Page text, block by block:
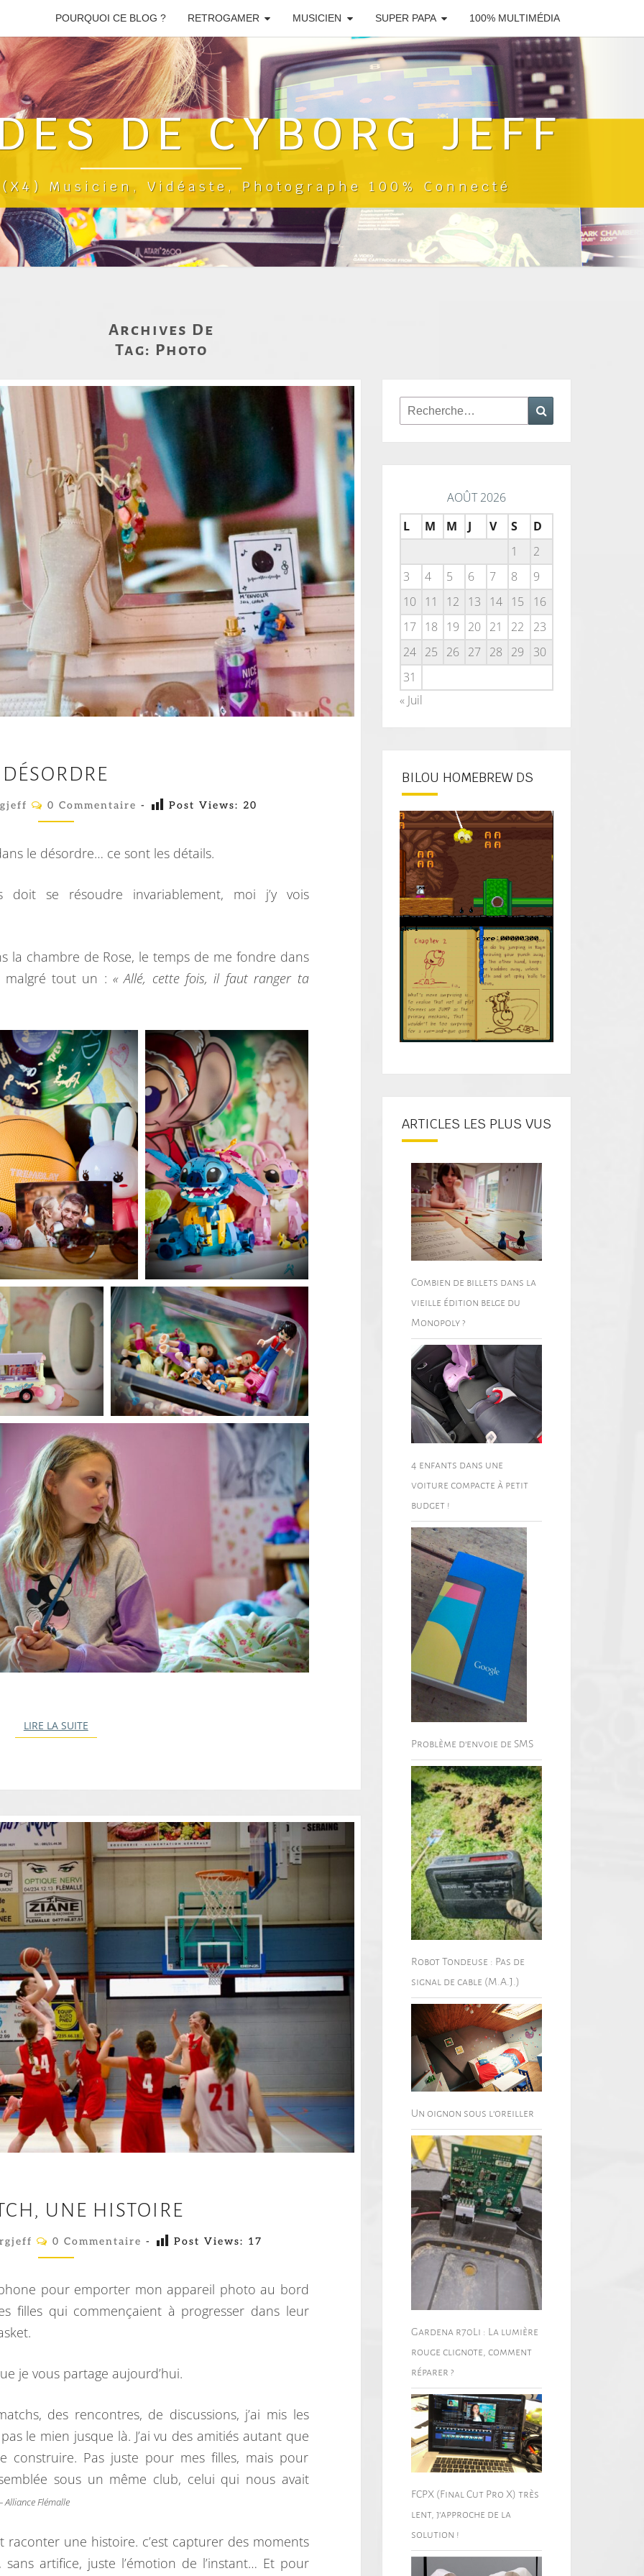
POURQUOI CE BLOG ? RETROGAMER MUSICIEN SUPER PAPA 100% MULTIMÉDIA
DE CYBORG JEFF
Musicien, Vidéaste, Photographe 100% Connecté
Archives De
Tag: Photo
É
S
O
DÉSORDRE
C
M
E
N
I
0 Commentaire - Post Views: 20
le désordre… ce sont les détails.
se résoudre invariablement, moi j’y vois
la chambre de Rose, le temps de me fondre dans
malgré tout un :« Allé, cette fois, il faut ranger ta
LIRE LA SUITE
N
M
A
E
H
I
S
T
I
R
UNE HISTOIRE
C
M
E
N
T
A
0 Commentaire - Post Views: 17
pour emporter mon appareil photo au bord
filles qui commençaient à progresser dans leur
je vous partage aujourd’hui.
des rencontres, de discussions, j’ai mis les
le mien jusque là. J’ai vu des amitiés autant que
construire. Pas juste pour mes filles, mais pour
sous un même club, celui qui nous avait
Flémalle
raconter une histoire. c’est capturer des moments
artifice, juste l’émotion de l’instant… Et pour
Rechercher :
AOÛT 2026
L
M M J V S
D
1
2
3
4 5 6 7 8
9
10
11 12 13 14 15
16
17
18 19 20 21 22
23
24
25 26 27 28 29
30
31
« Juil
BILOU HOMEBREW DS
ARTICLES LES PLUS VUS
Combien de billets dans la
vieille édition belge du
Monopoly ?
4 enfants dans une
voiture compacte à petit
budget !
Problème d’envoie de SMS
Robot Tondeuse : Pas de
signal de cable (M.A.J.)
Un oignon sous l’oreiller
Gardena r70Li : La lumière
rouge clignote, comment
réparer ?
FCPX (Final Cut Pro X) très
lent, j’approche de la
solution !